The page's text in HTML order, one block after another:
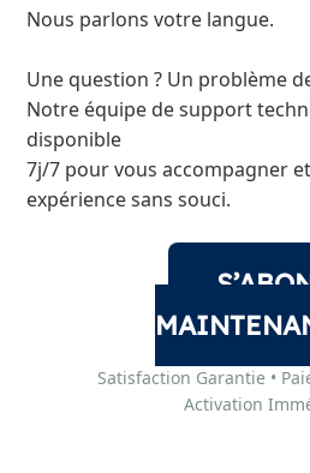
Nous parlons votre langue.
Une question ? Un problème
Notre équipe de support
disponible
7j/7 pour vous accompagner
expérience sans souci.
Satisfaction Garantie •
Activation